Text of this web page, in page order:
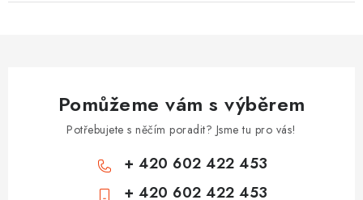
Pomůžeme vám s výběrem
Potřebujete s něčím poradit? Jsme tu pro vás!
+ 420 602 422 453
+ 420 602 422 453